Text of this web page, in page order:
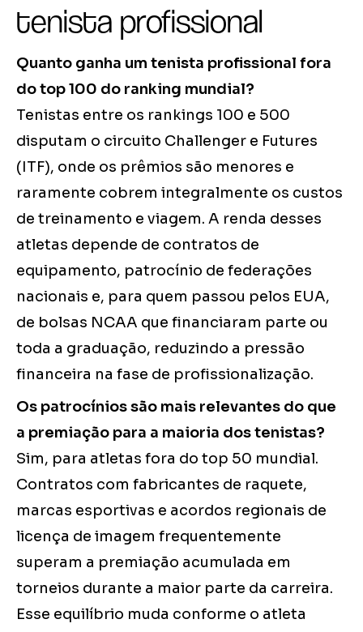
tenista profissional
Quanto ganha um tenista profissional fora
do top 100 do ranking mundial?
Tenistas entre os rankings 100 e 500
disputam o circuito Challenger e Futures
(ITF), onde os prêmios são menores e
raramente cobrem integralmente os custos
de treinamento e viagem. A renda desses
atletas depende de contratos de
equipamento, patrocínio de federações
nacionais e, para quem passou pelos EUA,
de bolsas NCAA que financiaram parte ou
toda a graduação, reduzindo a pressão
financeira na fase de profissionalização.
Os patrocínios são mais relevantes do que
a premiação para a maioria dos tenistas?
Sim, para atletas fora do top 50 mundial.
Contratos com fabricantes de raquete,
marcas esportivas e acordos regionais de
licença de imagem frequentemente
superam a premiação acumulada em
torneios durante a maior parte da carreira.
Esse equilíbrio muda conforme o atleta